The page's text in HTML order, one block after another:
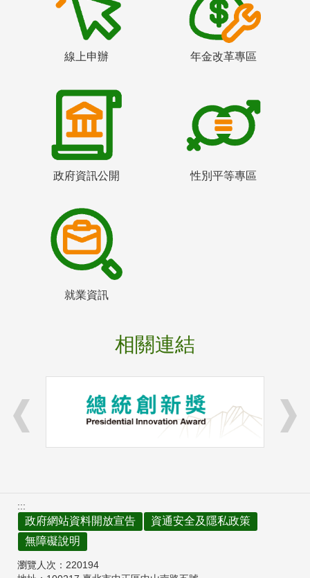
線上申辦 年金改革專區
政府資訊公開 性別平等專區
就業資訊
相關連結
:::
政府網站資料開放宣告
資通安全及隱私政策
無障礙說明
瀏覽人次： 220194